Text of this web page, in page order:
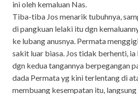
ini oleh kemaluan Nas.
Tiba-tiba Jos menarik tubuhnya,
di pangkuan lelaki itu dgn
ke lubang anusnya. Permata
sakit luar biasa. Jos tidak berhenti,
dgn kedua tangannya berpegangan
dada Permata yg kini terlentang di
membuang kesempatan itu,